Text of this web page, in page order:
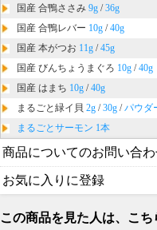
国産 合鴨ささみ 9g /36g
国産 合鴨レバー 10g /40g
国産 本がつお 11g /45g
国産 びんちょうまぐろ 10g /40g
国産 はまち 10g /40g
まるごと緑イ貝 2g /30g /パウダ
まるごとサーモン 1本
商品についてのお問い合
お気に入りに登録
この商品を見た人は、こ